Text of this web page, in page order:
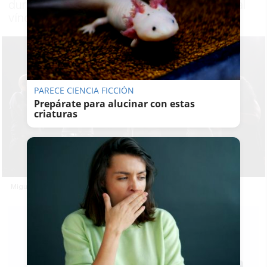
durante toda su carrera artística un especial
vínculo con la ciudad
Miguel Poveda durante una actuación.
LAVOZDELSUR.ES
12/05/2021 Actualizado: 12/05/2021 - 17:04
PARECE CIENCIA FICCIÓN
Prepárate para alucinar con estas
criaturas